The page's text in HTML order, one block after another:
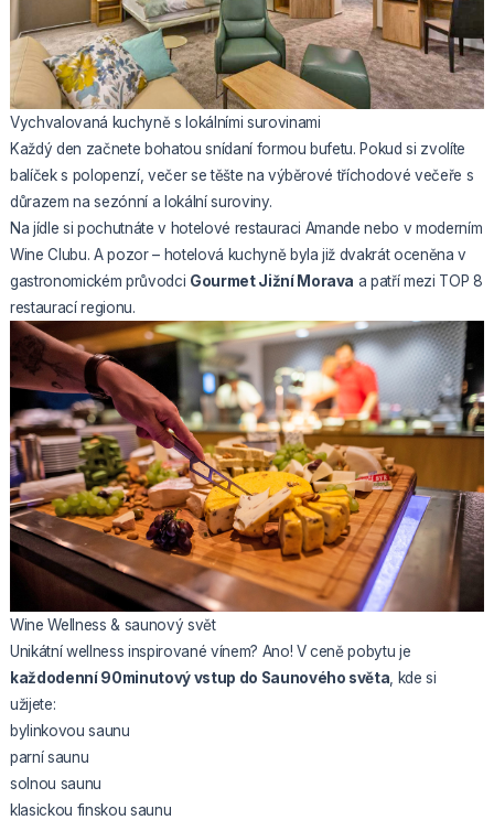
Vychvalovaná kuchyně s lokálními surovinami
Každý den začnete bohatou snídaní formou bufetu. Pokud si zvolíte
balíček s polopenzí, večer se těšte na výběrové tříchodové večeře s
důrazem na sezónní a lokální suroviny.
Na jídle si pochutnáte v hotelové restauraci Amande nebo v moderním
Wine Clubu. A pozor – hotelová kuchyně byla již dvakrát oceněna v
gastronomickém průvodci Gourmet Jižní Morava a patří mezi TOP 8
restaurací regionu.
Wine Wellness & saunový svět
Unikátní wellness inspirované vínem? Ano! V ceně pobytu je
každodenní 90minutový vstup do Saunového světa , kde si
užijete:
bylinkovou saunu
parní saunu
solnou saunu
klasickou finskou saunu